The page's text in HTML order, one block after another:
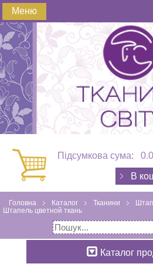
Меню
Підсумкова сума:
В
Головна Каталог Тканини
Штапель цветной ткань
Каталог